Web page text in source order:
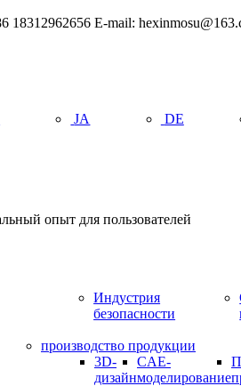
E-mail:
JA DE
опыт для пользователей
Индустрия
безопасности
производство продукции
3D-
дизайн
CAE-
моделирование